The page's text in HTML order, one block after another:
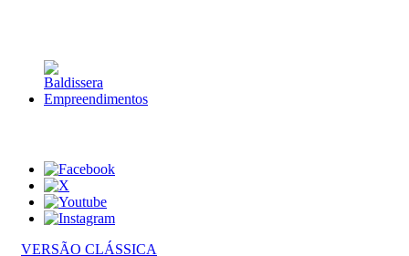
VERSÃO CLÁSSICA